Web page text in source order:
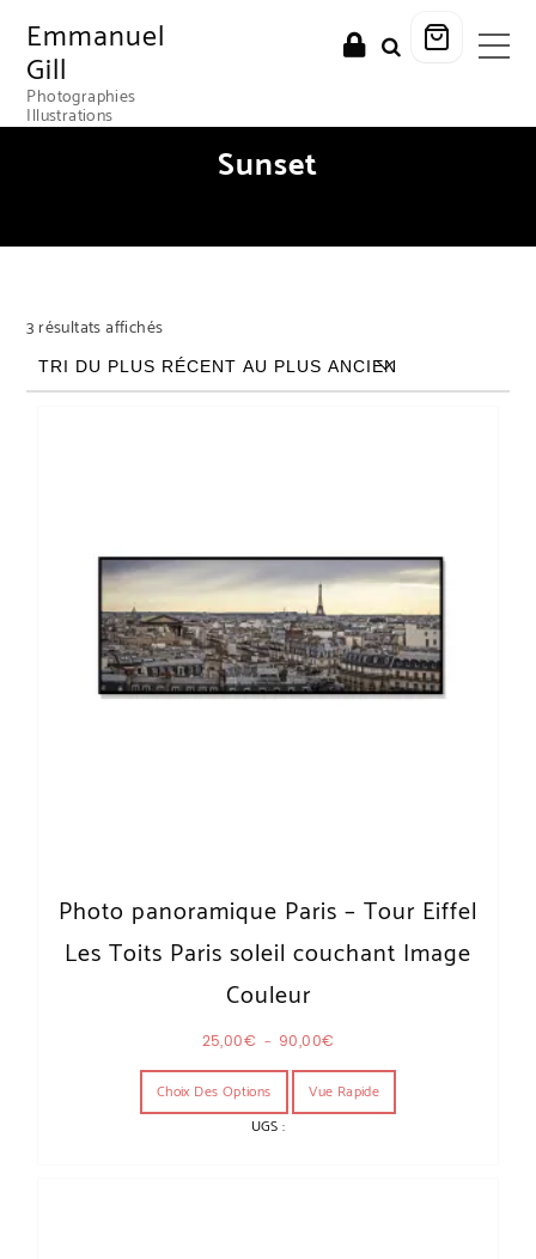
Emmanuel
Gill
Photographies
Illustrations
Sunset
3 résultats affichésTrié du plus récent au plus ancien
Photo panoramique Paris – Tour Eiffel
Les Toits Paris soleil couchant Image
Couleur
25,00€ – 90,00€
Choix Des Options
Ce produit a plusieurs variations. Les
Vue Rapide
UGS :